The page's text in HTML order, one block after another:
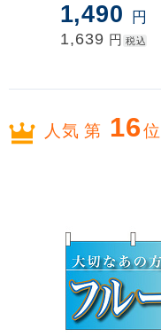
1,490 円
1,639 円 税込
人気 第 16位